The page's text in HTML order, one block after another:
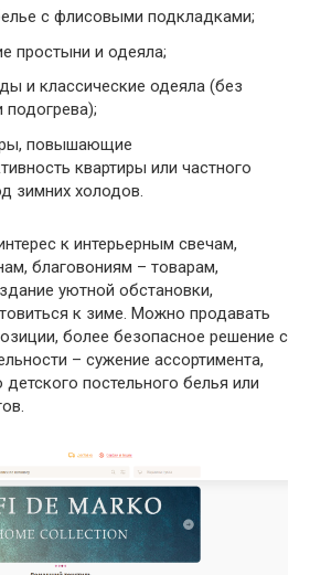
с флисовыми подкладками;
простыни и одеяла;
и классические одеяла (без
повышающие
квартиры или частного
зимних холодов.
к интерьерным свечам,
благовониям – товарам,
уютной обстановки,
к зиме. Можно продавать
более безопасное решение с
– сужение ассортимента,
постельного белья или